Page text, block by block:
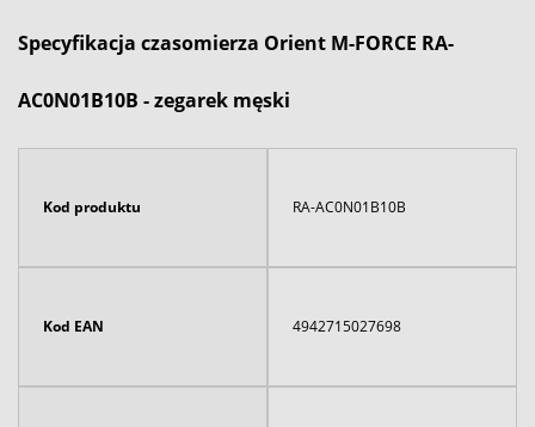
Specyfikacja czasomierza Orient M-FORCE RA-
AC0N01B10B - zegarek męski
Kod produktu RA-AC0N01B10B
Kod EAN 4942715027698